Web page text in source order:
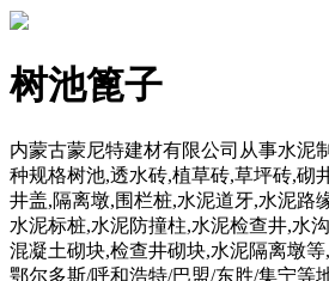
树池篦子
内蒙古蒙尼特建材有限公司从事水泥
种规格树池,透水砖,植草砖,草坪砖,砌
井盖,隔离墩,围栏桩,水泥道牙,水泥路
水泥标桩,水泥防撞柱,水泥检查井,水
混凝土砌块,检查井砌块,水泥隔离墩
鄂尔多斯/呼和浩特/巴盟/东胜/集宁等